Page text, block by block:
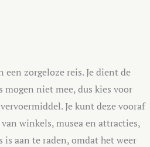
zorgeloze reis. Je dient de
mogen niet mee, dus kies voor
Je kunt deze vooraf
winkels, musea en attracties,
aan te raden, omdat het weer